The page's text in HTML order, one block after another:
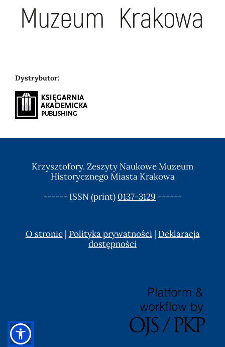
Dystrybutor:
Krzysztofory. Zeszyty Naukowe Muzeum
Historycznego Miasta Krakowa
------ ISSN (print) 0137-3129 ------
O stronie| Polityka prywatności| Deklaracja
dostępności